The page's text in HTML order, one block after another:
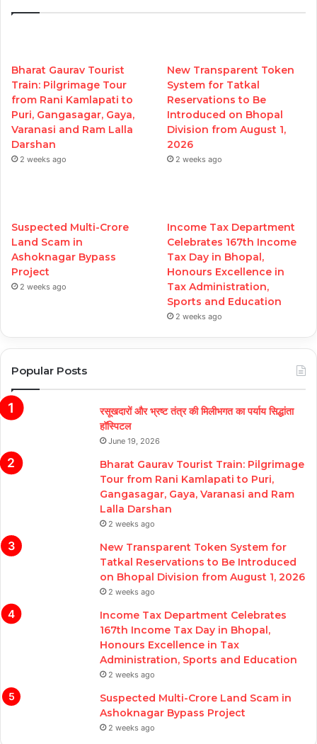
Bharat Gaurav Tourist
Train: Pilgrimage Tour
from Rani Kamlapati to
Puri, Gangasagar, Gaya,
Varanasi and Ram Lalla
Darshan
2 weeks ago
New Transparent Token
System for Tatkal
Reservations to Be
Introduced on Bhopal
Division from August 1,
2026
2 weeks ago
Suspected Multi-Crore
Land Scam in
Ashoknagar Bypass
Project
2 weeks ago
Income Tax Department
Celebrates 167th Income
Tax Day in Bhopal,
Honours Excellence in
Tax Administration,
Sports and Education
2 weeks ago
Popular Posts
रसूखदारों और भ्रष्ट तंत्र की मिलीभगत का पर्याय सिद्धांता
हॉस्पिटल
June 19, 2026
Bharat Gaurav Tourist Train: Pilgrimage
Tour from Rani Kamlapati to Puri,
Gangasagar, Gaya, Varanasi and Ram
Lalla Darshan
2 weeks ago
New Transparent Token System for
Tatkal Reservations to Be Introduced
on Bhopal Division from August 1, 2026
2 weeks ago
Income Tax Department Celebrates
167th Income Tax Day in Bhopal,
Honours Excellence in Tax
Administration, Sports and Education
2 weeks ago
Suspected Multi-Crore Land Scam in
Ashoknagar Bypass Project
2 weeks ago